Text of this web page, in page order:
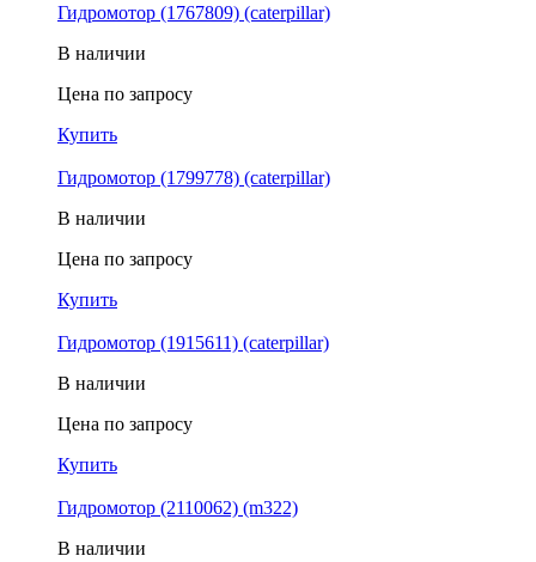
Гидромотор (1767809) (caterpillar)
В наличии
Цена по запросу
Купить
Гидромотор (1799778) (caterpillar)
В наличии
Цена по запросу
Купить
Гидромотор (1915611) (caterpillar)
В наличии
Цена по запросу
Купить
Гидромотор (2110062) (m322)
В наличии